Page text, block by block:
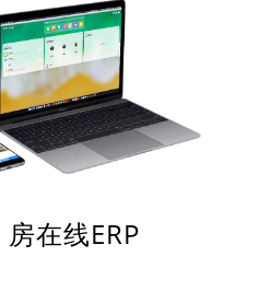
房在线ERP